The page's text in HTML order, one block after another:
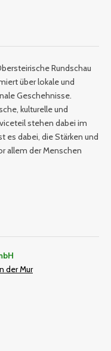
Rundschau
über lokale und
Geschehnisse.
kulturelle und
stehen dabei im
es dabei, die Stärken und
allem der Menschen
der Mur